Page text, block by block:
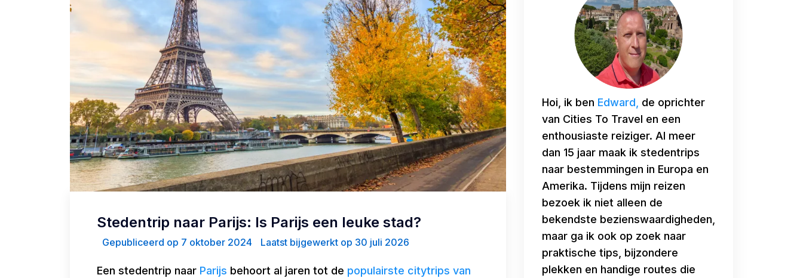
Stedentrip naar Parijs: Is Parijs een leuke stad?
Gepubliceerd op 7 oktober 2024 Laatst bijgewerkt op 30 juli 2026
Een stedentrip naar Parijs behoort al jaren tot de populairste citytrips van
Hoi, ik ben Edward, de oprichter
van Cities To Travel en een
enthousiaste reiziger. Al meer
dan 15 jaar maak ik stedentrips
naar bestemmingen in Europa en
Amerika. Tijdens mijn reizen
bezoek ik niet alleen de
bekendste bezienswaardigheden,
maar ga ik ook op zoek naar
praktische tips, bijzondere
plekken en handige routes die